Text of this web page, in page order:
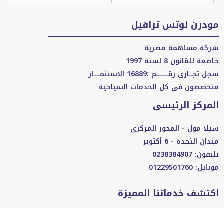
مودرن لوتس ترافيل
شركة مساهمة مصرية
خاضعة للقانون 8 لسنة 1997
سجل تجــاري رقــــــــم :16889 الاستثمــــار
متخصصون فى كل الخدمات السياحية
المركز الرئيسى
سيلا مول - المحور المركزى
ميدان النجدة - 6 أكتوبر
تليفون: 0238384907
موبايل: 01229501760
اكتشف خدماتنا المميزة